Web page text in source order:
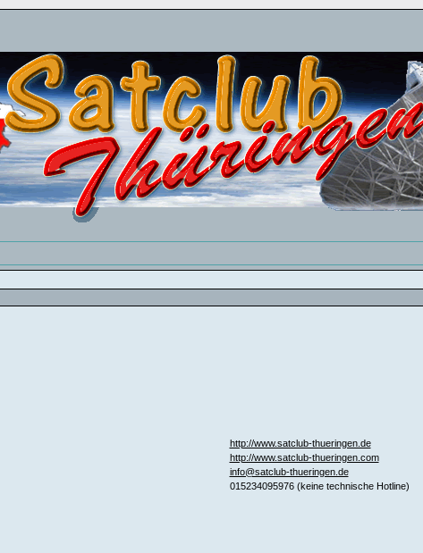
http://www.satclub-thueringen.de
http://www.satclub-thueringen.com
info@satclub-thueringen.de
015234095976 (keine technische Hotline)